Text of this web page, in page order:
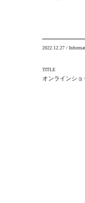
2022.12.27 /
TITLE
オンラインシ